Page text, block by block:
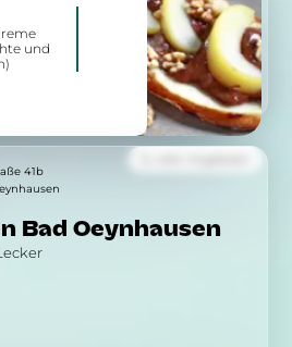
und
Bad Oeynhausen
41b